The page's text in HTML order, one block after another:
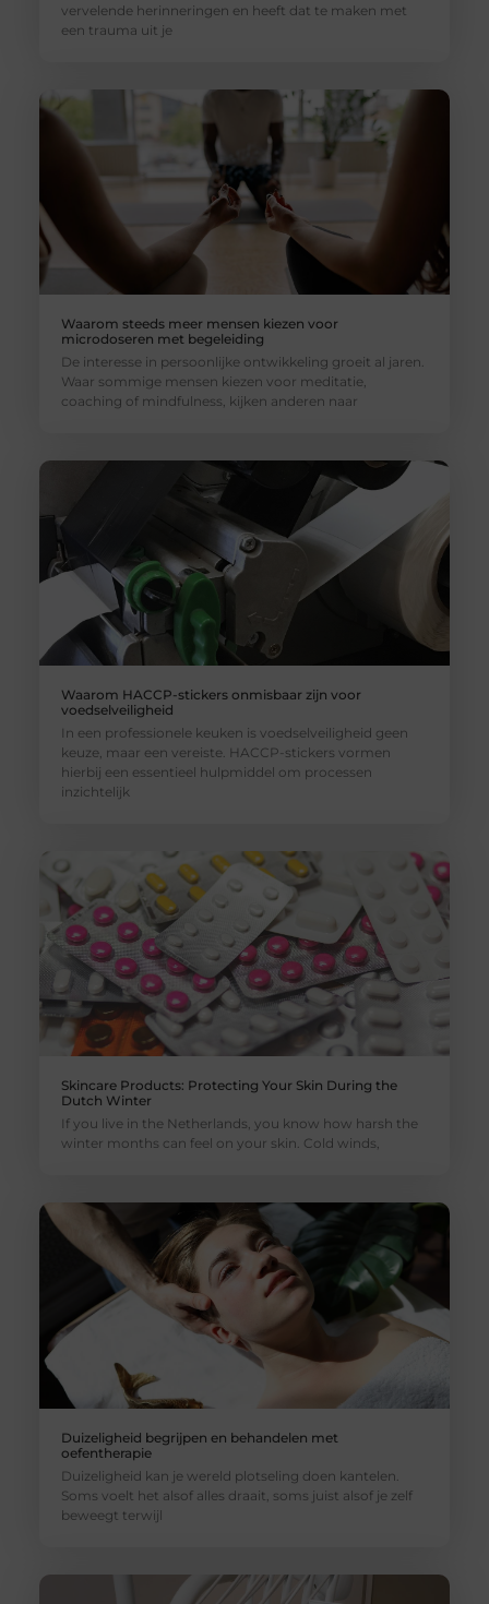
vervelende herinneringen en heeft dat te maken met
een trauma uit je
Waarom steeds meer mensen kiezen voor
microdoseren met begeleiding
De interesse in persoonlijke ontwikkeling groeit al jaren.
Waar sommige mensen kiezen voor meditatie,
coaching of mindfulness, kijken anderen naar
Waarom HACCP-stickers onmisbaar zijn voor
voedselveiligheid
In een professionele keuken is voedselveiligheid geen
keuze, maar een vereiste. HACCP-stickers vormen
hierbij een essentieel hulpmiddel om processen
inzichtelijk
Skincare Products: Protecting Your Skin During the
Dutch Winter
If you live in the Netherlands, you know how harsh the
winter months can feel on your skin. Cold winds,
Duizeligheid begrijpen en behandelen met
oefentherapie
Duizeligheid kan je wereld plotseling doen kantelen.
Soms voelt het alsof alles draait, soms juist alsof je zelf
beweegt terwijl